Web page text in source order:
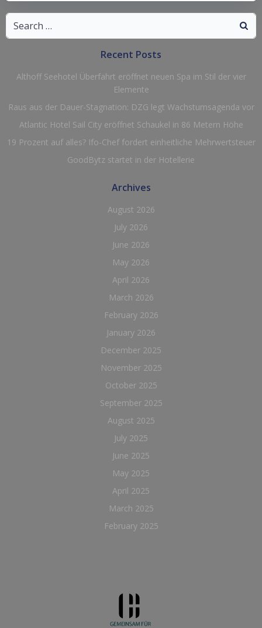
Search
for:
Recent Posts
Althoff Seehotel Überfahrt eröffnet neuen Spa im Stil der vier
Elemente
Raus aus der Dauer-Stagnation: DZG legt Wachstumsagenda vor
Atlantic Hotel Sail City eröffnet Schaukel in 86 Metern Höhe
19 Prozent auf alles? Ifo-Chef fordert einheitliche Mehrwertsteuer
GoodBytz startet in der Hotellerie
Archives
August 2026
July 2026
June 2026
May 2026
April 2026
March 2026
February 2026
January 2026
December 2025
November 2025
October 2025
September 2025
August 2025
July 2025
June 2025
May 2025
April 2025
March 2025
February 2025